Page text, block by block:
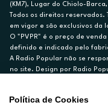
(KM7), Lugar do Chiolo-
Todos os direitos
em vigor e são exclusivos da
O "PVPR" é o preço de
definido e indicado pelo
A Radio Popular não se
no site. Design por Radio
Ex. para limite de crédito de
Política de Cookies